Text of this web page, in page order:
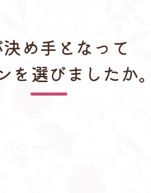
め手となって
を選びましたか。